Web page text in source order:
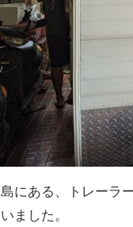
にある、トレーラ
ました。